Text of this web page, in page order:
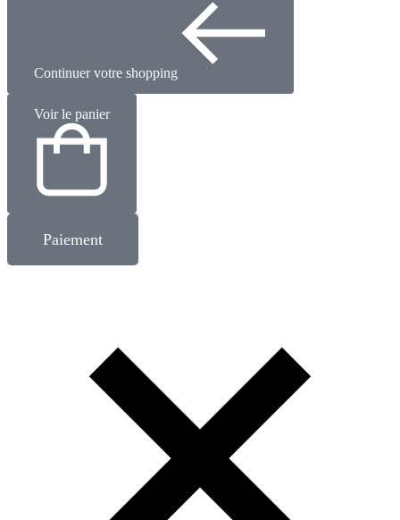
Continuer votre shopping
Voir le panier
Paiement